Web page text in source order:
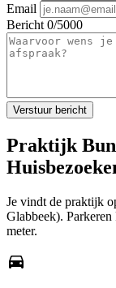
Email
Bericht 0/5000
Verstuur bericht
Praktijk
Je vindt de praktijk
Glabbeek).
meter.
directions_car